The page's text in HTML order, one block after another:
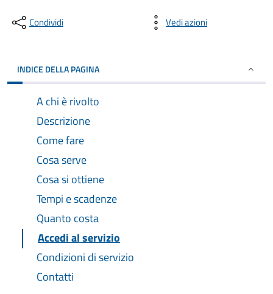
Condividi Vedi azioni
INDICE DELLA PAGINA
A chi è rivolto
Descrizione
Come fare
Cosa serve
Cosa si ottiene
Tempi e scadenze
Quanto costa
Accedi al servizio
Condizioni di servizio
Contatti